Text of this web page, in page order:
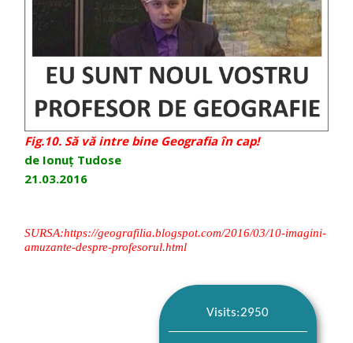
Fig.10. Să vă intre bine Geografia în cap!
de Ionuț Tudose
21.03.2016
SURSA:https://geografilia.blogspot.com/2016/03/10-imagini-
amuzante-despre-profesorul.html
Visits:2950